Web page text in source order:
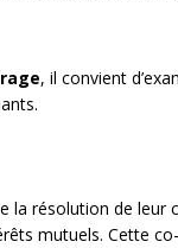
, il convient
la résolution de leur
mutuels. Cette